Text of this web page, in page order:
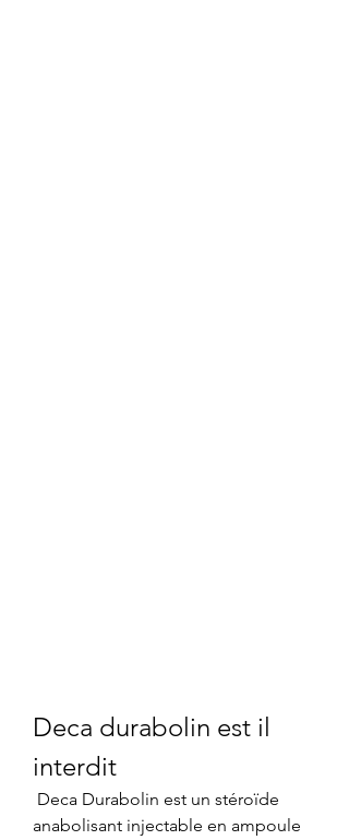
Deca durabolin est il
interdit
anabolisant injectable en ampoule